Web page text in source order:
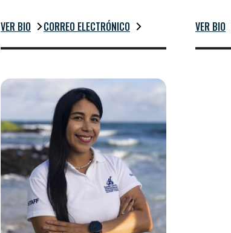
VER BIO CORREO ELECTRÓNICO VER BIO